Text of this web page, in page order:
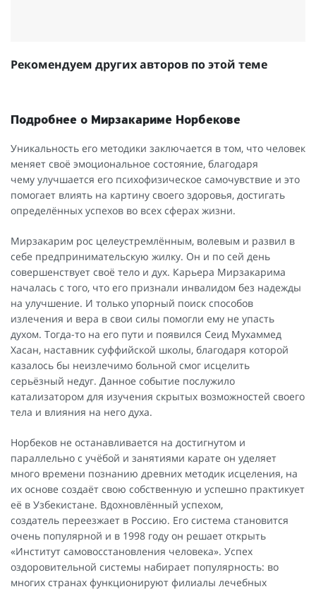
Рекомендуем других авторов по этой теме
Подробнее о Мирзакариме Норбекове
Уникальность его методики заключается в том, что человек
меняет своё эмоциональное состояние, благодаря
чему улучшается его психофизическое самочувствие и это
помогает влиять на картину своего здоровья, достигать
определённых успехов во всех сферах жизни.
Мирзакарим рос целеустремлённым, волевым и развил в
себе предпринимательскую жилку. Он и по сей день
совершенствует своё тело и дух. Карьера Мирзакарима
началась с того, что его признали инвалидом без надежды
на улучшение. И только упорный поиск способов
излечения и вера в свои силы помогли ему не упасть
духом. Тогда-то на его пути и появился Сеид Мухаммед
Хасан, наставник суффийской школы, благодаря которой
казалось бы неизлечимо больной смог исцелить
серьёзный недуг. Данное событие послужило
катализатором для изучения скрытых возможностей своего
тела и влияния на него духа.
Норбеков не останавливается на достигнутом и
параллельно с учёбой и занятиями карате он уделяет
много времени познанию древних методик исцеления, на
их основе создаёт свою собственную и успешно практикует
её в Узбекистане. Вдохновлённый успехом,
создатель переезжает в Россию. Его система становится
очень популярной и в 1998 году он решает открыть
«Институт самовосстановления человека». Успех
оздоровительной системы набирает популярность: во
многих странах функционируют филиалы лечебных